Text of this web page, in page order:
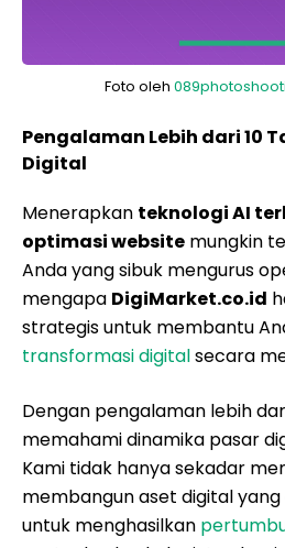
Foto oleh
Pengalaman Lebih dari 10
Digital
Menerapkan teknologi AI
optimasi website mungkin
Anda yang sibuk mengurus
mengapa DigiMarket.co.id
strategis untuk membantu
transformasi digitalsecara
Dengan pengalaman lebih
memahami dinamika pasar
Kami tidak hanya sekadar
membangun aset digital
untuk menghasilkan